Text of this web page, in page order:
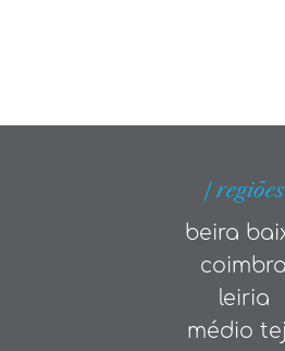
| regiões
beira
coimbra
leiria
médio